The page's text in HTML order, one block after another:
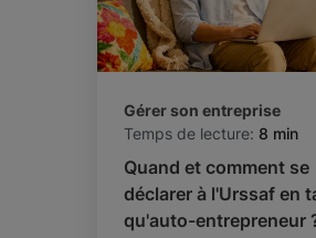
Gérer son entreprise
Temps de lecture: 8 min
Quand et comment se
déclarer à l'Urssaf en
qu'auto-entrepreneur